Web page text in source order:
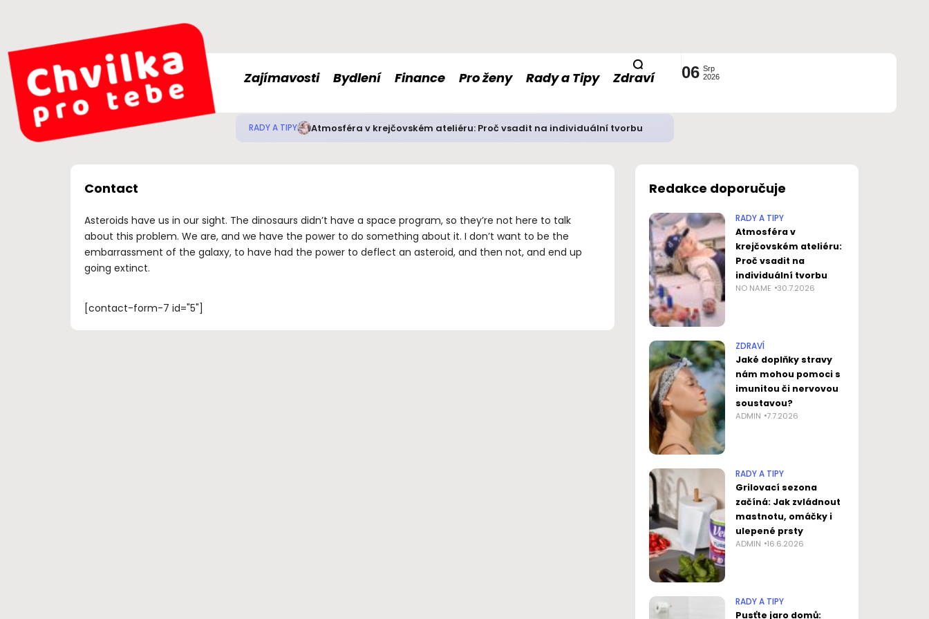
Zajímavosti Bydlení Finance Pro ženy Rady a Tipy Zdraví 06 Srp
2026
RADY A TIPY Atmosféra v krejčovském ateliéru: Proč vsadit na individuální tvorbu
Contact
Asteroids have us in our sight. The dinosaurs didn’t have a space program, so they’re not here to talk
about this problem. We are, and we have the power to do something about it. I don’t want to be the
embarrassment of the galaxy, to have had the power to deflect an asteroid, and then not, and end up
going extinct.
[contact-form-7 id="5"]
Redakce doporučuje
RADY A TIPY
Atmosféra v
krejčovském ateliéru:
Proč vsadit na
individuální tvorbu
NO NAME 30.7.2026
ZDRAVÍ
Jaké doplňky stravy
nám mohou pomoci s
imunitou či nervovou
soustavou?
ADMIN 7.7.2026
RADY A TIPY
Grilovací sezona
začíná: Jak zvládnout
mastnotu, omáčky i
ulepené prsty
ADMIN 16.6.2026
RADY A TIPY
Pusťte jaro domů: